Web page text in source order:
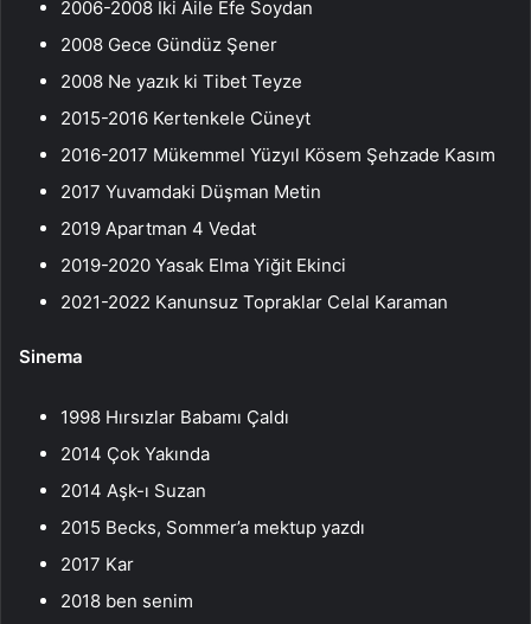
2006-2008 İki Aile Efe Soydan
2008 Gece Gündüz Şener
2008 Ne yazık ki Tibet Teyze
2015-2016 Kertenkele Cüneyt
2016-2017 Mükemmel Yüzyıl Kösem Şehzade Kasım
2017 Yuvamdaki Düşman Metin
2019 Apartman 4 Vedat
2019-2020 Yasak Elma Yiğit Ekinci
2021-2022 Kanunsuz Topraklar Celal Karaman
Sinema
1998 Hırsızlar Babamı Çaldı
2014 Çok Yakında
2014 Aşk-ı Suzan
2015 Becks, Sommer’a mektup yazdı
2017 Kar
2018 ben senim